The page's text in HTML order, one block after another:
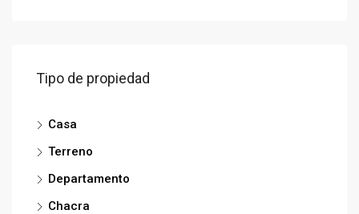
Tipo de propiedad
Casa
Terreno
Departamento
Chacra